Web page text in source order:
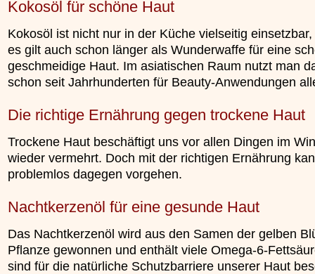
Kokosöl für schöne Haut
Kokosöl ist nicht nur in der Küche vielseitig
es gilt auch schon länger als Wunderwaffe für eine
geschmeidige Haut. Im asiatischen Raum nutzt man
schon seit Jahrhunderten für Beauty-Anwendungen
Die richtige Ernährung gegen trockene Haut
Trockene Haut beschäftigt uns vor allen Dingen im
wieder vermehrt. Doch mit der richtigen Ernährung
problemlos dagegen vorgehen.
Nachtkerzenöl für eine gesunde Haut
Das Nachtkerzenöl wird aus den Samen der gelben
Pflanze gewonnen und enthält viele Omega-6-
sind für die natürliche Schutzbarriere unserer Haut